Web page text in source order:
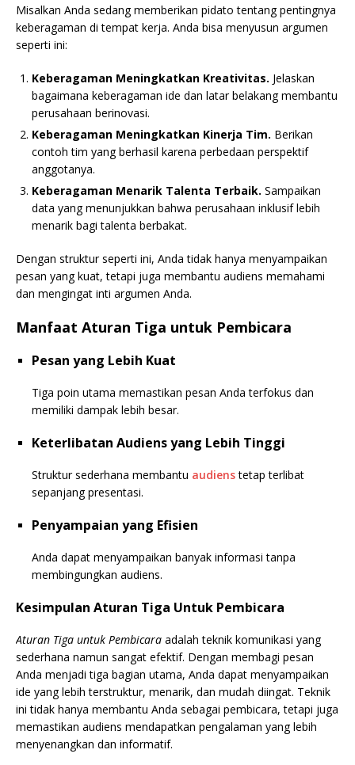
Misalkan Anda sedang memberikan pidato tentang pentingnya
keberagaman di tempat kerja. Anda bisa menyusun argumen
seperti ini:
Keberagaman Meningkatkan Kreativitas. Jelaskan
bagaimana keberagaman ide dan latar belakang membantu
perusahaan berinovasi.
Keberagaman Meningkatkan Kinerja Tim. Berikan
contoh tim yang berhasil karena perbedaan perspektif
anggotanya.
Keberagaman Menarik Talenta Terbaik. Sampaikan
data yang menunjukkan bahwa perusahaan inklusif lebih
menarik bagi talenta berbakat.
Dengan struktur seperti ini, Anda tidak hanya menyampaikan
pesan yang kuat, tetapi juga membantu audiens memahami
dan mengingat inti argumen Anda.
Manfaat Aturan Tiga untuk Pembicara
Pesan yang Lebih Kuat
Tiga poin utama memastikan pesan Anda terfokus dan
memiliki dampak lebih besar.
Keterlibatan Audiens yang Lebih Tinggi
Struktur sederhana membantu audienstetap terlibat
sepanjang presentasi.
Penyampaian yang Efisien
Anda dapat menyampaikan banyak informasi tanpa
membingungkan audiens.
Kesimpulan Aturan Tiga Untuk Pembicara
Aturan Tiga untuk Pembicara adalah teknik komunikasi yang
sederhana namun sangat efektif. Dengan membagi pesan
Anda menjadi tiga bagian utama, Anda dapat menyampaikan
ide yang lebih terstruktur, menarik, dan mudah diingat. Teknik
ini tidak hanya membantu Anda sebagai pembicara, tetapi juga
memastikan audiens mendapatkan pengalaman yang lebih
menyenangkan dan informatif.